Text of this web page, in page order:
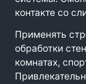
контакте со
Применять
обработки
комнатах,